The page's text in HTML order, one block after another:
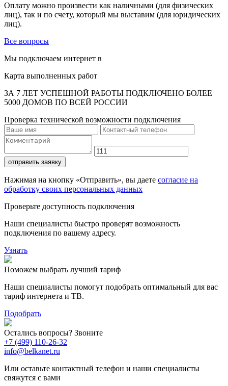
Оплату можно произвести как наличными (для физических
лиц), так и по счету, который мы выставим (для юридических
лиц).
Все вопросы
Мы подключаем интернет в
Карта выполненных работ
ЗА 7 ЛЕТ УСПЕШНОЙ РАБОТЫ ПОДКЛЮЧЕНО БОЛЕЕ
5000 ДОМОВ ПО ВСЕЙ РОССИИ
Проверка технической возможности подключения
отправить заявку
Нажимая на кнопку «Отправить», вы даете согласие на
обработку своих персональных данных
Проверьте доступность подключения
Наши специалисты быстро проверят возможность
подключения по вашему адресу.
Узнать
Поможем выбрать лучший тариф
Наши специалисты помогут подобрать оптимальный для вас
тариф интернета и ТВ.
Подобрать
Остались вопросы? Звоните
+7 (499) 110-26-32
info@belkanet.ru
Или оставьте контактный телефон и наши специалисты
свяжутся с вами